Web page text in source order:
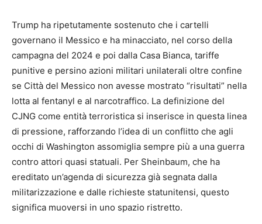
Trump ha ripetutamente sostenuto che i cartelli
governano il Messico e ha minacciato, nel corso della
campagna del 2024 e poi dalla Casa Bianca, tariffe
punitive e persino azioni militari unilaterali oltre confine
se Città del Messico non avesse mostrato “risultati” nella
lotta al fentanyl e al narcotraffico. La definizione del
CJNG come entità terroristica si inserisce in questa linea
di pressione, rafforzando l’idea di un conflitto che agli
occhi di Washington assomiglia sempre più a una guerra
contro attori quasi statuali. Per Sheinbaum, che ha
ereditato un’agenda di sicurezza già segnata dalla
militarizzazione e dalle richieste statunitensi, questo
significa muoversi in uno spazio ristretto.